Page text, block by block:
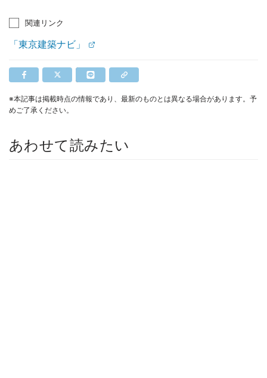
関連リンク
「東京建築ナビ」
※本記事は掲載時点の情報であり、最新のものとは異なる場合があります。予
めご了承ください。
あわせて読みたい